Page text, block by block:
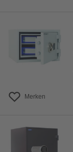
Merken